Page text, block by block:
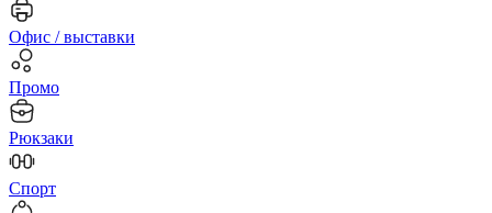
Офис / выставки
Промо
Рюкзаки
Спорт